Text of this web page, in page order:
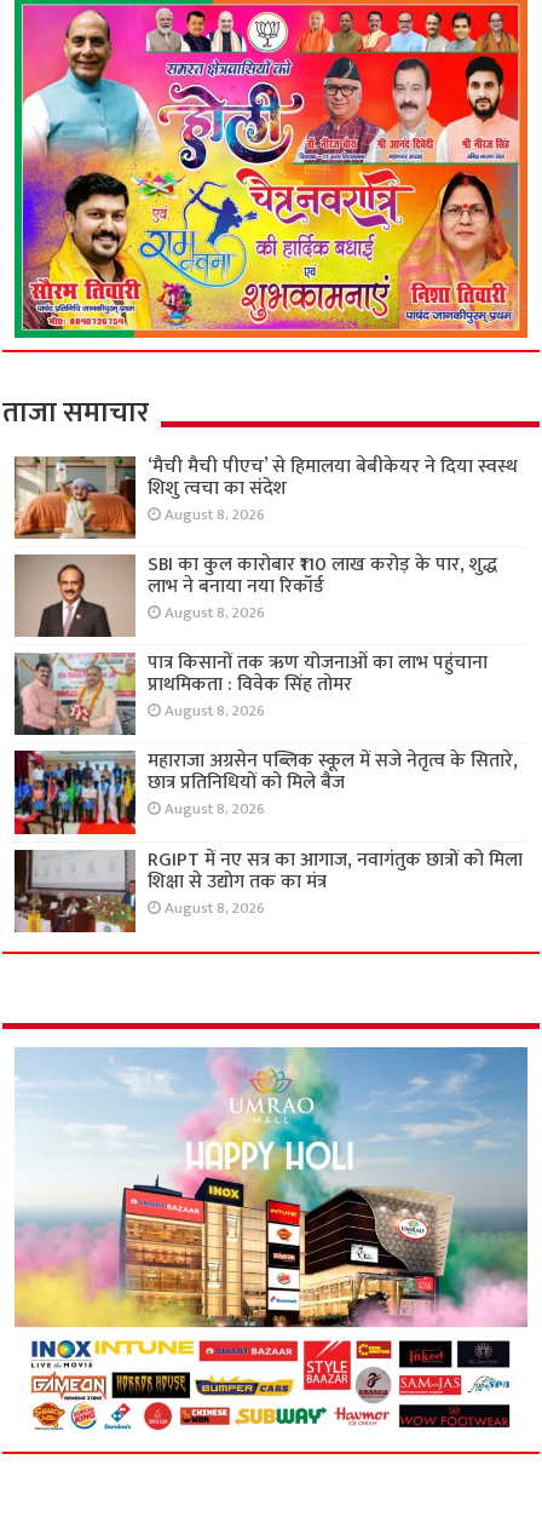
ताजा समाचार
‘मैची मैची पीएच’ से हिमालया बेबीकेयर ने दिया स्वस्थ
शिशु त्वचा का संदेश
August 8, 2026
SBI का कुल कारोबार ₹110 लाख करोड़ के पार, शुद्ध
लाभ ने बनाया नया रिकॉर्ड
August 8, 2026
पात्र किसानों तक ऋण योजनाओं का लाभ पहुंचाना
प्राथमिकता : विवेक सिंह तोमर
August 8, 2026
महाराजा अग्रसेन पब्लिक स्कूल में सजे नेतृत्व के सितारे,
छात्र प्रतिनिधियों को मिले बैज
August 8, 2026
RGIPT में नए सत्र का आगाज, नवागंतुक छात्रों को मिला
शिक्षा से उद्योग तक का मंत्र
August 8, 2026